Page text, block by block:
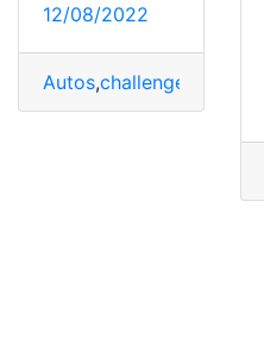
12/08/2022
Autos,challenge